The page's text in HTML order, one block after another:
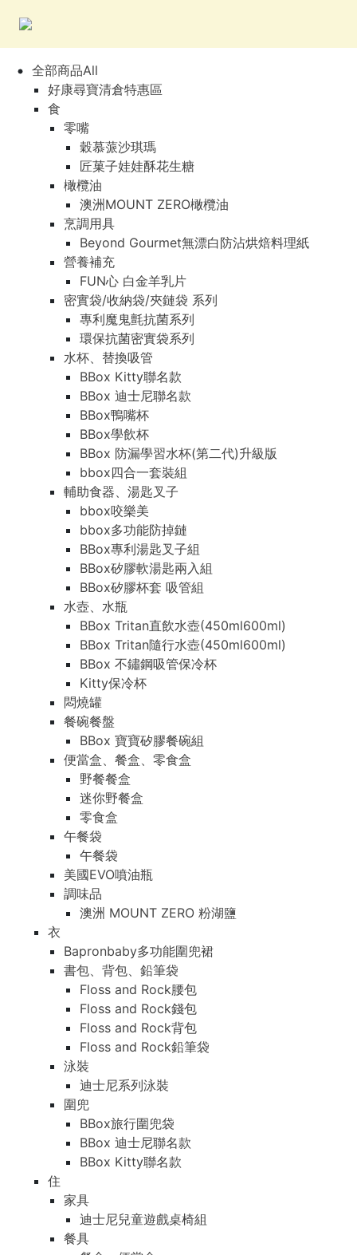
全部商品All
好康尋寶清倉特惠區
食
零嘴
穀慕蒎沙琪瑪
匠菓子娃娃酥花生糖
橄欖油
澳洲MOUNT ZERO橄欖油
烹調用具
Beyond Gourmet無漂白防沾烘焙料理紙
營養補充
FUN心 白金羊乳片
密實袋/收納袋/夾鏈袋 系列
專利魔鬼氈抗菌系列
環保抗菌密實袋系列
水杯、替換吸管
BBox Kitty聯名款
BBox 迪士尼聯名款
BBox鴨嘴杯
BBox學飲杯
BBox 防漏學習水杯(第二代)升級版
bbox四合一套裝組
輔助食器、湯匙叉子
bbox咬樂美
bbox多功能防掉鏈
BBox專利湯匙叉子組
BBox矽膠軟湯匙兩入組
BBox矽膠杯套 吸管組
水壺、水瓶
BBox Tritan直飲水壺(450ml600ml)
BBox Tritan隨行水壺(450ml600ml)
BBox 不鏽鋼吸管保冷杯
Kitty保冷杯
悶燒罐
餐碗餐盤
BBox 寶寶矽膠餐碗組
便當盒、餐盒、零食盒
野餐餐盒
迷你野餐盒
零食盒
午餐袋
午餐袋
美國EVO噴油瓶
調味品
澳洲 MOUNT ZERO 粉湖鹽
衣
Bapronbaby多功能圍兜裙
書包、背包、鉛筆袋
Floss and Rock腰包
Floss and Rock錢包
Floss and Rock背包
Floss and Rock鉛筆袋
泳裝
迪士尼系列泳裝
圍兜
BBox旅行圍兜袋
BBox 迪士尼聯名款
BBox Kitty聯名款
住
家具
迪士尼兒童遊戲桌椅組
餐具